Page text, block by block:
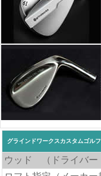
グラインドワークスカスタムゴル
ウッド （ドライバー